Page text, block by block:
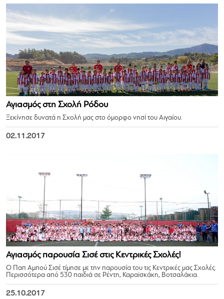
Αγιασμός στη Σχολή Ρόδου
Ξεκίνησε δυνατά η Σχολή μας στο όμορφο νησί του Αιγαίου.
02.11.2017
Αγιασμός παρουσία Σισέ στις Κεντρικές Σχολές!
Ο Παπ Αμπού Σισέ τίμησε με την παρουσία του τις Κεντρικές μας Σχολές.
Περισσότερα από 530 παιδιά σε Ρέντη, Καραϊσκάκη, Βοτσαλάκια.
25.10.2017